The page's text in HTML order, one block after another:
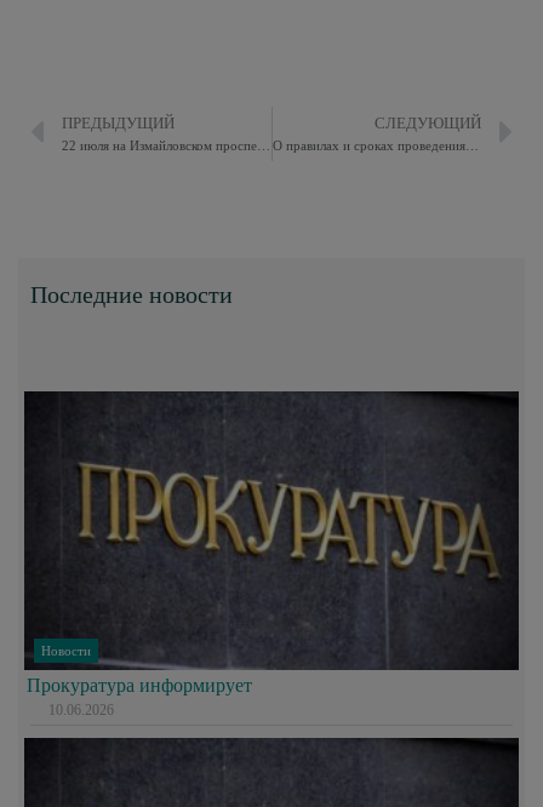
ПРЕДЫДУЩИЙ СЛЕДУЮЩИЙ
О правилах и сроках проведения постоянной аккредитации и разовой аккредитации журналистов при органах местного самоуправления
Последние новости
Новости
Прокуратура информирует
10.06.2026